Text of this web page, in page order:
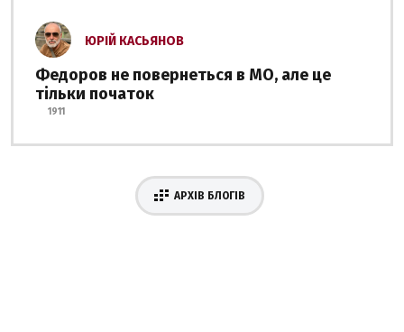
ЮРІЙ КАСЬЯНОВ
Федоров не повернеться в МО, але це
тільки початок
1911
АРХІВ БЛОГІВ